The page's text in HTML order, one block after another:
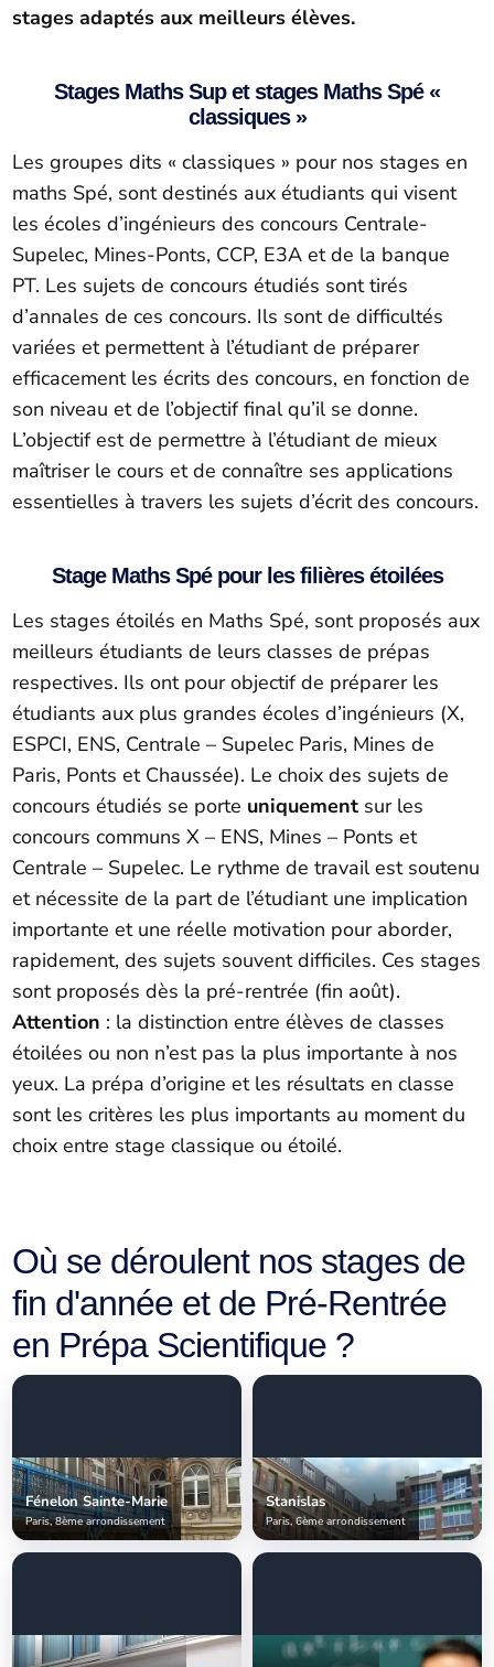
stages adaptés aux meilleurs élèves.
Stages Maths Sup et stages Maths Spé «
classiques »
Les groupes dits « classiques » pour nos stages en
maths Spé, sont destinés aux étudiants qui visent
les écoles d’ingénieurs des concours Centrale-
Supelec, Mines-Ponts, CCP, E3A et de la banque
PT. Les sujets de concours étudiés sont tirés
d’annales de ces concours. Ils sont de difficultés
variées et permettent à l’étudiant de préparer
efficacement les écrits des concours, en fonction de
son niveau et de l’objectif final qu’il se donne.
L’objectif est de permettre à l’étudiant de mieux
maîtriser le cours et de connaître ses applications
essentielles à travers les sujets d’écrit des concours.
Stage Maths Spé pour les filières étoilées
Les stages étoilés en Maths Spé, sont proposés aux
meilleurs étudiants de leurs classes de prépas
respectives. Ils ont pour objectif de préparer les
étudiants aux plus grandes écoles d’ingénieurs (X,
ESPCI, ENS, Centrale – Supelec Paris, Mines de
Paris, Ponts et Chaussée). Le choix des sujets de
concours étudiés se porte uniquement sur les
concours communs X – ENS, Mines – Ponts et
Centrale – Supelec. Le rythme de travail est soutenu
et nécessite de la part de l’étudiant une implication
importante et une réelle motivation pour aborder,
rapidement, des sujets souvent difficiles. Ces stages
sont proposés dès la pré-rentrée (fin août).
Attention : la distinction entre élèves de classes
étoilées ou non n’est pas la plus importante à nos
yeux. La prépa d’origine et les résultats en classe
sont les critères les plus importants au moment du
choix entre stage classique ou étoilé.
Où se déroulent nos stages de
fin d'année et de Pré-Rentrée
en Prépa Scientifique ?
Fénelon Sainte-Marie
Paris, 8ème arrondissement
Stanislas
Paris, 6ème arrondissement